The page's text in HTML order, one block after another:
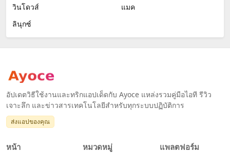
วินโดวส์
แมค
ลินุกซ์
อัปเดตวิธีใช้งานและทริกแอปเด็ดกับ Ayoce แหล่งรวมคู่มือไอที รีวิว
เจาะลึก และข่าวสารเทคโนโลยีสำหรับทุกระบบปฏิบัติการ
ส่งแอปของคุณ
หน้า หมวดหมู่ แพลตฟอร์ม